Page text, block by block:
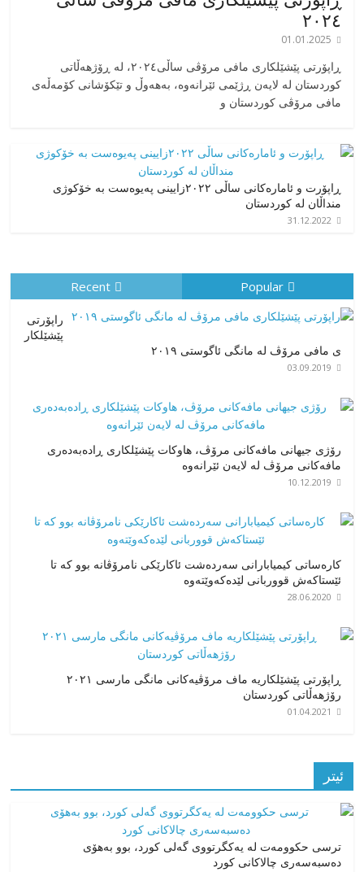
٢٠٢٤
01.01.2025
‎ڕاپۆرتی پێشێلکاری مافی مرۆڤی ساڵی٢٠٢٤، له ڕۆژهەڵاتی
کوردستان له لایەن ڕژێمی ئێرانەوە، بە‎هەوڵ و تێکۆشانی کۆمەڵەی
مافی مرۆڤی کوردستان و
ڕاپۆرت و ئامارەکانی ساڵی ٢٠٢٢زایینی پەیوەست بە خۆکوژی
منداڵان لە کوردستان
31.12.2022
Popular
Recent
راپۆرتی
پێشێلكار
ی مافی مرۆڤ له‌ مانگی ئاگوستی ٢٠١٩
03.09.2019
رۆژی جیهانی مافەکانی مرۆڤ، هاوکات پێشێلکاری ڕادەبەدەری
مافەکانی مرۆڤ لە لایەن ئێرانەوە
10.12.2019
کارەساتی کیمیابارانی سەردەشت ئاکارێکی نامرۆڤانە بوو کە تا
ئێستاکەش قووربانی لێدەکەوێتەوە
28.06.2020
ڕاپۆرتی پێشێلکاریە ماف مرۆڤیەکانی مانگی مارسی ٢٠٢١
رۆژهەڵاتی کوردستان
01.04.2021
ئیتر
ترسی حکوومەت لە یەکگرتووی گەلی کورد، بوو بەهۆی
دەسبەسەری چالاکانی کورد